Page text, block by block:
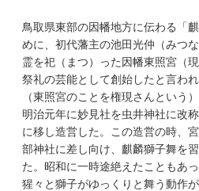
鳥取県東部の因幡地方に伝わる「
めに、初代藩主の池田光仲（みつ
霊を祀（まつ）った因幡東照宮（
祭礼の芸能として創始したと言わ
（東照宮のことを権現さんという）
明治元年に妙見社を虫井神社に改
に移し造営した。この造営の時、
部神社に差し向け、麒麟獅子舞を
た。昭和に一時途絶えたこともあ
猩々と獅子がゆっくりと舞う動作